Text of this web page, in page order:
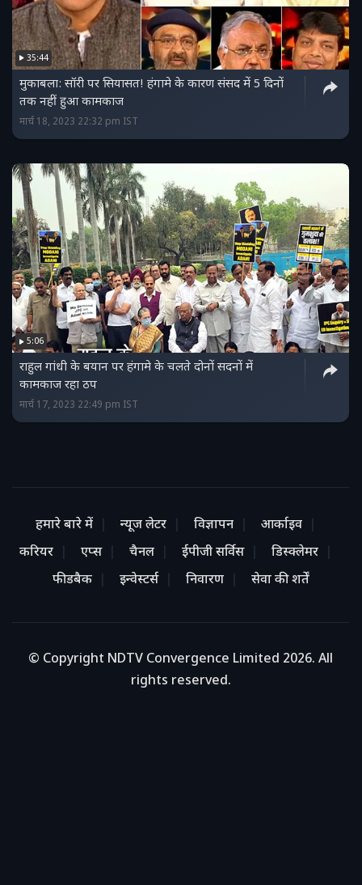
35:44
मुकाबला: सॉरी पर सियासत! हंगामे के कारण संसद में 5 दिनों
तक नहीं हुआ कामकाज
मार्च 18, 2023 22:32 pm IST
5:06
राहुल गांधी के बयान पर हंगामे के चलते दोनों सदनों में
कामकाज रहा ठप
मार्च 17, 2023 22:49 pm IST
हमारे बारे में न्यूज लेटर विज्ञापन
आर्काइव
करियर
एप्स चैनल ईपीजी सर्विस
डिस्क्लेमर
फीडबैक
इन्वेस्टर्स निवारण सेवा की शर्तें
© Copyright NDTV Convergence Limited 2026. All
rights reserved.